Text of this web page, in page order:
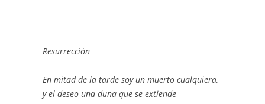
Resurrección
En mitad de la tarde soy un muerto cualquiera,
y el deseo una duna que se extiende